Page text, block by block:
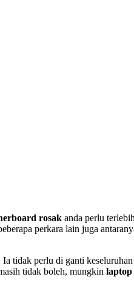
rosak anda perlu
perkara lain juga
tidak perlu di ganti
tidak boleh, mungkin